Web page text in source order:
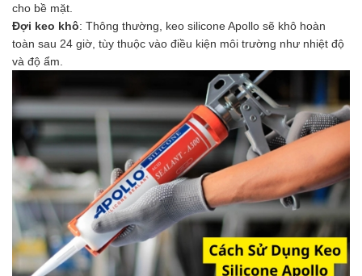
cho bề mặt.
Đợi keo khô: Thông thường, keo silicone Apollo sẽ khô hoàn
toàn sau 24 giờ, tùy thuộc vào điều kiện môi trường như nhiệt độ
và độ ẩm.